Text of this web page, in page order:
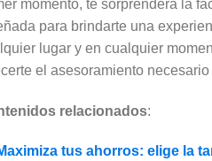
momento, te sorprenderá la
para brindarte una
lugar y en cualquier
el asesoramiento
relacionados:
tus ahorros: elige la